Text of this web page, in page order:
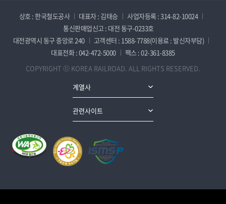
상호 : 한국철도공사 대표자 : 김태승
사업자등록 : 314-82-10024
통신판매업신고 : 대전 동구-0233호
대전광역시 동구 중앙로 240
고객센터 : 1588-7788(이용료 : 발신자부담)
대표전화 : 042-472-5000
팩스 : 02-361-8385
COPYRIGHT ⓒ KOREA RAILROAD. ALL RIGHTS RESERVED.
계열사
관련사이트